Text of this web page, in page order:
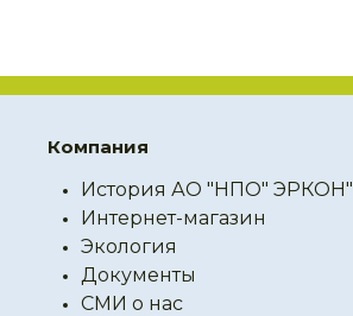
Компания
История АО "НПО" ЭРКОН"
Интернет-магазин
Экология
Документы
СМИ о нас